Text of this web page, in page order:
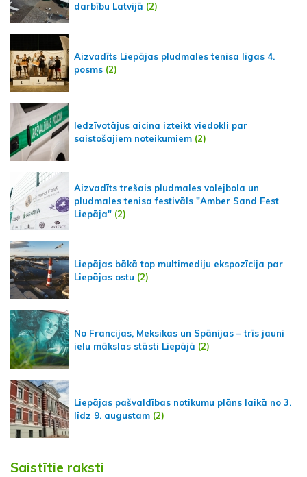
darbību Latvijā (2)
Aizvadīts Liepājas pludmales tenisa līgas 4.
posms (2)
Iedzīvotājus aicina izteikt viedokli par
saistošajiem noteikumiem (2)
Aizvadīts trešais pludmales volejbola un
pludmales tenisa festivāls "Amber Sand Fest
Liepāja" (2)
Liepājas bākā top multimediju ekspozīcija par
Liepājas ostu (2)
No Francijas, Meksikas un Spānijas – trīs jauni
ielu mākslas stāsti Liepājā (2)
Liepājas pašvaldības notikumu plāns laikā no 3.
līdz 9. augustam (2)
Saistītie raksti